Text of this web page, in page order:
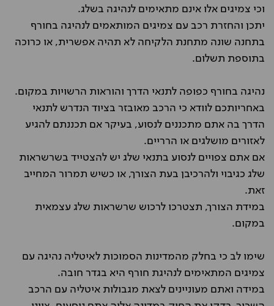
וכי צמיגים אלו אינם מתאימים לנהיגה בשלג.
יתכן והחזרת רכב עם צמיגים המותאמים לנהיגה בחורף
בתחנה שונה מתחנת הלקיחה לא תהיה אפשרית, או כרוכה
בתוספת תשלום.
נהיגה בחורף כפופה לתנאי הדרך והוראות הרשויות במקום.
באחריותכם לוודא כי הרכב מאובזר בציוד הנדרש לתנאי
הדרך בה אתם מתכננים לנסוע, בעיקר אם תכננתם להגיע
לאזורים מושלגים או הרריים.
אם אתם צפויים לנסוע בתנאי שלג יש להצטייד בשרשראות
שלג כגיבוי ולהרכיבן בעת הצורך, או כשיש תמרור המחייב
זאת.
במידת הצורך, תצטרכו לרכוש שרשראות שלג עצמאית
במקום.
שימו לב כי בחלק מהמדינות הסמוכות לאיטליה נהיגה עם
צמיגים המתאימים לנהיגת חורף היא בגדר חובה.
במידה ואתם מעוניינים לצאת מגבולות איטליה עם הרכב